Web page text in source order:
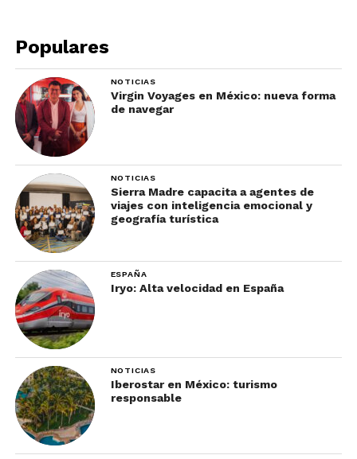
Populares
NOTICIAS
Virgin Voyages en México: nueva forma
de navegar
NOTICIAS
Sierra Madre capacita a agentes de
viajes con inteligencia emocional y
geografía turística
ESPAÑA
Iryo: Alta velocidad en España
NOTICIAS
Iberostar en México: turismo
responsable